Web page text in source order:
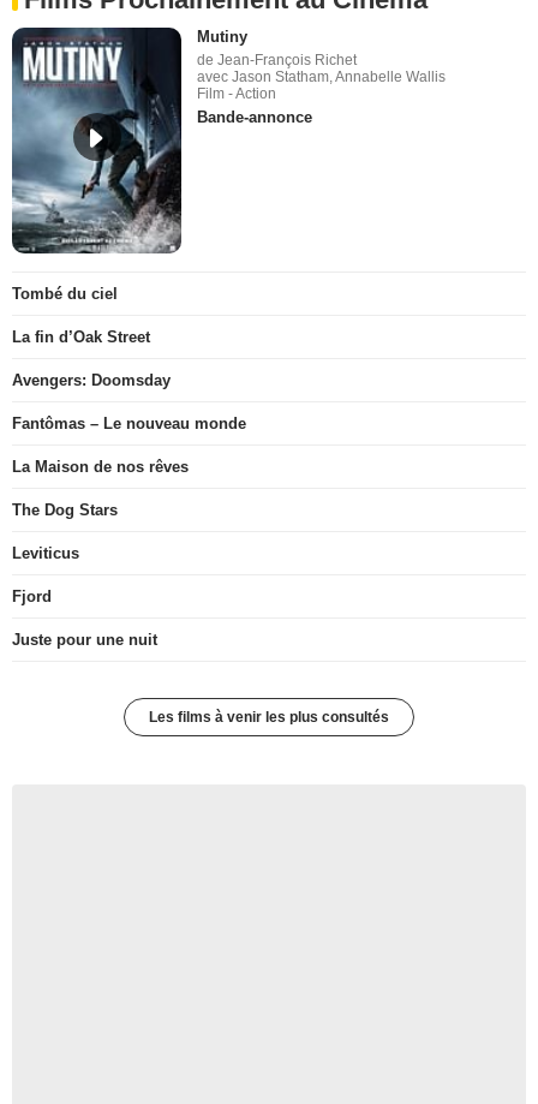
Mutiny
de Jean-François Richet
avec Jason Statham, Annabelle Wallis
Film - Action
Bande-annonce
Tombé du ciel
La fin d’Oak Street
Avengers: Doomsday
Fantômas – Le nouveau monde
La Maison de nos rêves
The Dog Stars
Leviticus
Fjord
Juste pour une nuit
Les films à venir les plus consultés